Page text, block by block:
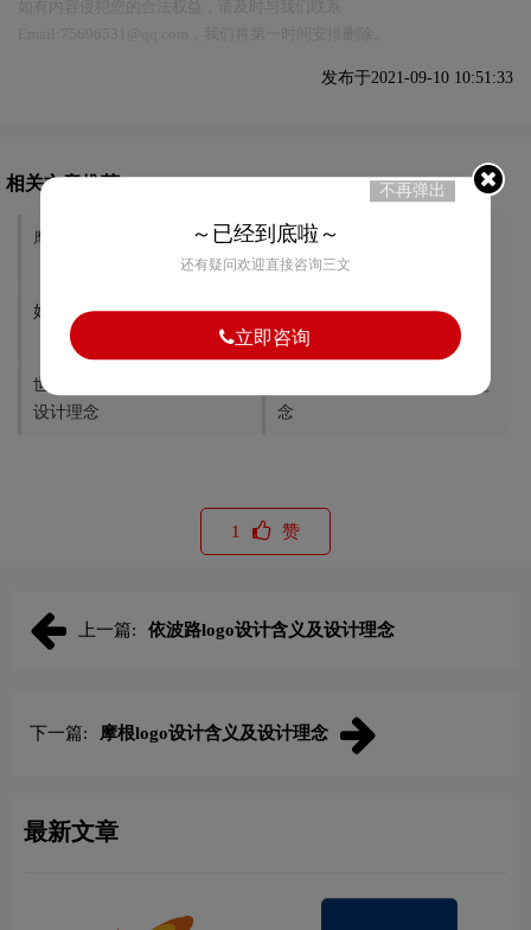
发布于2021-09-10 10:51:33
相关文章推荐
摩根logo设计含义及设计理念
依波路logo设计含义及设计理
念
妇联logo设计含义及设计理念
民政部logo设计含义及设计理
念
世界卫生组织logo设计含义及
设计理念
范思哲logo设计含义及设计理
念
1 赞
上一篇: 依波路logo设计含义及设计理念
下一篇: 摩根logo设计含义及设计理念
最新文章
不再弹出
～已经到底啦～
还有疑问欢迎直接咨询三文
立即咨询